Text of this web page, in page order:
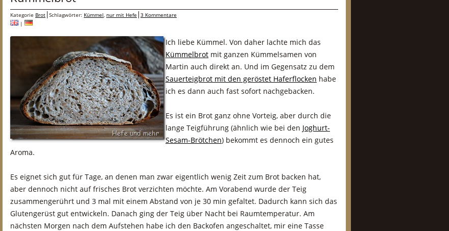
Kategorie Brot Schlagwörter: Kümmel, nur mit Hefe 3 Kommentare
|
Ich liebe Kümmel. Von daher lachte mich das
Kümmelbrot mit ganzen Kümmelsamen von
Martin auch direkt an. Und im Gegensatz zu dem
Sauerteigbrot mit den geröstet Haferflocken habe
ich es dann auch fast sofort nachgebacken.
Es ist ein Brot ganz ohne Vorteig, aber durch die
lange Teigführung (ähnlich wie bei den Joghurt-
Sesam-Brötchen) bekommt es dennoch ein gutes
Aroma.
Es eignet sich gut für Tage, an denen man zwar eigentlich wenig Zeit zum Brot backen hat,
aber dennoch nicht auf frisches Brot verzichten möchte. Am Vorabend wurde der Teig
zusammengerührt und 3 mal mit einem Abstand von je 30 min gefaltet. Dadurch kann sich das
Glutengerüst gut entwickeln. Danach ging der Teig über Nacht bei Raumtemperatur. Am
nächsten Morgen nach dem Aufstehen habe ich den Backofen angeschaltet, mir eine Tasse